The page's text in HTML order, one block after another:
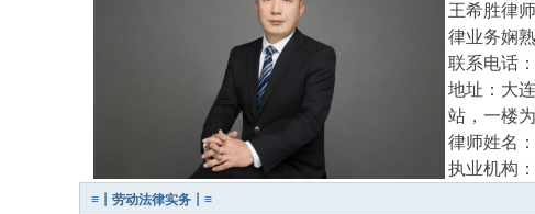
王
王希胜律
律业务娴
联系电话：
地址：大
站，一楼
律师姓名
执业机构
≡┋劳动法律实务┋≡